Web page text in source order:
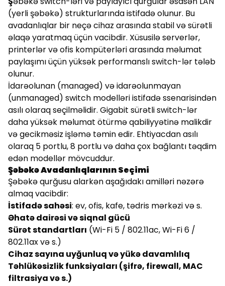
(yerli şəbəkə) strukturlarında istifadə olunur. Bu
avadanlıqlar bir neçə cihaz arasında stabil və sürətli
əlaqə yaratmaq üçün vacibdir. Xüsusilə serverlər,
printerlər və ofis kompüterləri arasında məlumat
paylaşımı üçün yüksək performanslı switch-lər tələb
olunur.
İdarəolunan (managed) və idarəolunmayan
(unmanaged) switch modelləri istifadə ssenarisindən
asılı olaraq seçilməlidir. Gigabit sürətli switch-lər
daha yüksək məlumat ötürmə qabiliyyətinə malikdir
və gecikməsiz işləmə təmin edir. Ehtiyacdan asılı
olaraq 5 portlu, 8 portlu və daha çox bağlantı təqdim
edən modellər mövcuddur.
Şəbəkə Avadanlıqlarının Seçimi
Şəbəkə qurğusu alarkən aşağıdakı amilləri nəzərə
almaq vacibdir:
İstifadə sahəsi: ev, ofis, kafe, tədris mərkəzi və s.
Əhatə dairəsi və siqnal gücü
Sürət standartları (Wi-Fi 5 / 802.11ac, Wi-Fi 6 /
802.11ax və s.)
Cihaz sayına uyğunluq və yükə davamlılıq
Təhlükəsizlik funksiyaları (şifrə, firewall, MAC
filtrasiya və s.)